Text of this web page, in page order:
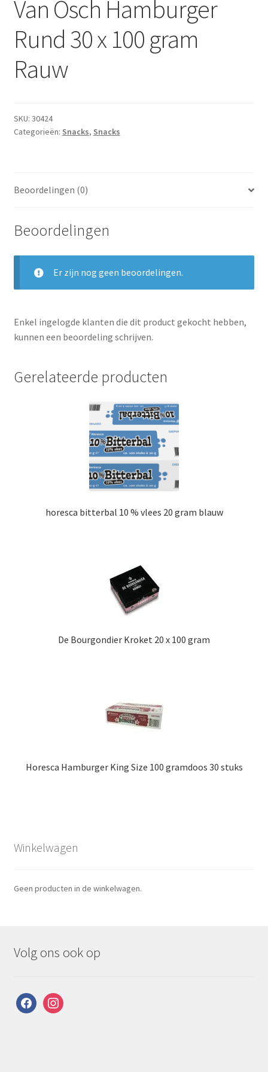
Dranken
Droge Kruidenierswaren
Frites
Non-food
Maaltijden Diepvries
Van Osch Hamburger
Rund 30 x 100 gram
Rauw
SKU: 30424
Categorieën: Snacks, Snacks
Beoordelingen (0)
Beoordelingen
Er zijn nog geen beoordelingen.
Enkel ingelogde klanten die dit product gekocht hebben,
kunnen een beoordeling schrijven.
Gerelateerde producten
horesca bitterbal 10 % vlees 20 gram blauw
De Bourgondier Kroket 20 x 100 gram
Horesca Hamburger King Size 100 gramdoos 30 stuks
Winkelwagen
Geen producten in de winkelwagen.
Volg ons ook op
facebookinstagram